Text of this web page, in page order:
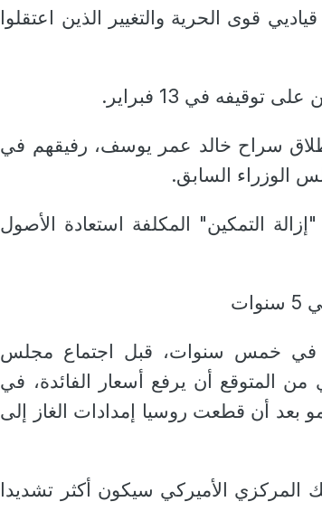
قوى الحرية والتغيير الذين اعتقلوا
في 13 فبراير.
إطلاق سراح خالد عمر يوسف، رفيقهم في
الوزراء السابق.
التمكين" المكلفة استعادة الأصول
في خمس سنوات، قبل اجتماع مجلس
من المتوقع أن يرفع أسعار الفائدة، في
بعد أن قطعت روسيا إمدادات الغاز إلى
المركزي الأميركي سيكون أكثر تشديدا